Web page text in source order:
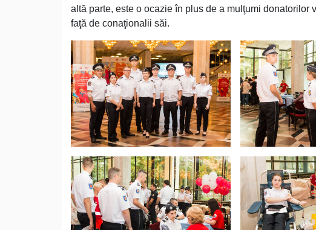
altă parte, este o ocazie în plus de a mulţumi
faţă de conaţionalii săi.